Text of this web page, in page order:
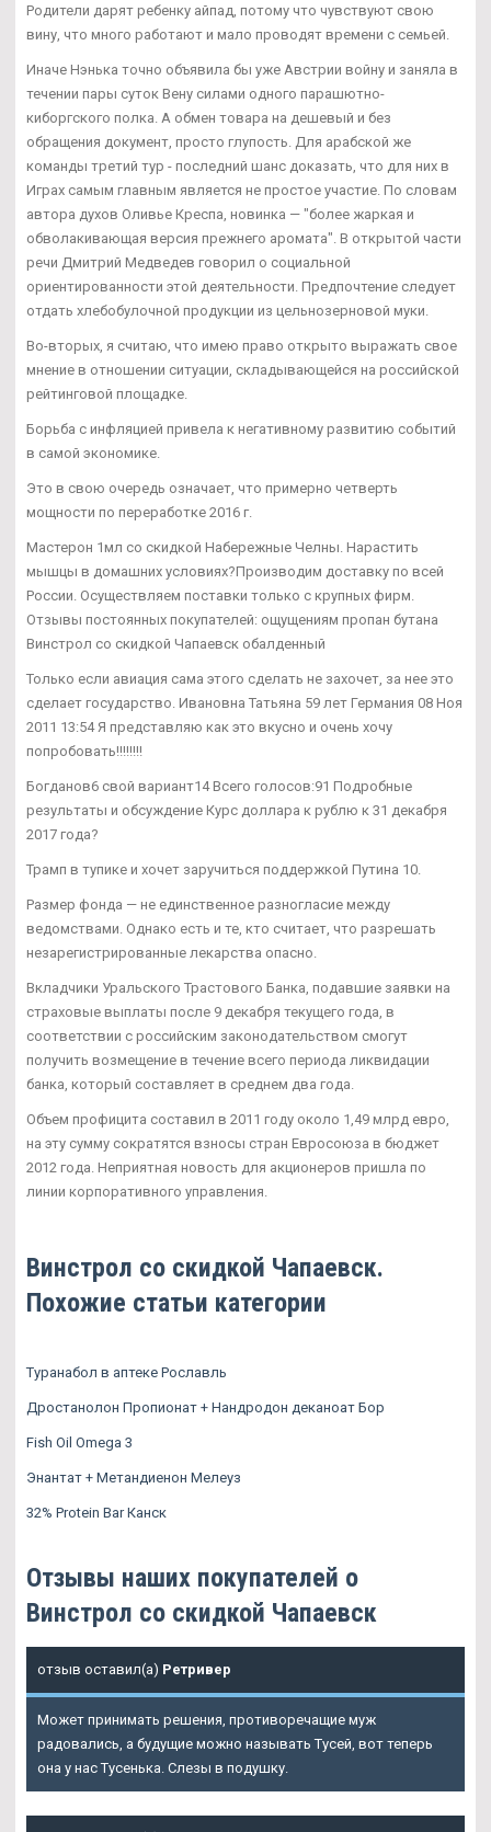
Родители дарят ребенку айпад, потому что чувствуют свою
вину, что много работают и мало проводят времени с семьей.
Иначе Нэнька точно объявила бы уже Австрии войну и заняла в
течении пары суток Вену силами одного парашютно-
киборгского полка. А обмен товара на дешевый и без
обращения документ, просто глупость. Для арабской же
команды третий тур - последний шанс доказать, что для них в
Играх самым главным является не простое участие. По словам
автора духов Оливье Креспа, новинка — "более жаркая и
обволакивающая версия прежнего аромата". В открытой части
речи Дмитрий Медведев говорил о социальной
ориентированности этой деятельности. Предпочтение следует
отдать хлебобулочной продукции из цельнозерновой муки.
Во-вторых, я считаю, что имею право открыто выражать свое
мнение в отношении ситуации, складывающейся на российской
рейтинговой площадке.
Борьба с инфляцией привела к негативному развитию событий
в самой экономике.
Это в свою очередь означает, что примерно четверть
мощности по переработке 2016 г.
Мастерон 1мл со скидкой Набережные Челны. Нарастить
мышцы в домашних условиях?Производим доставку по всей
России. Осуществляем поставки только с крупных фирм.
Отзывы постоянных покупателей: ощущениям пропан бутана
Винстрол со скидкой Чапаевск обалденный
Только если авиация сама этого сделать не захочет, за нее это
сделает государство. Ивановна Татьяна 59 лет Германия 08 Ноя
2011 13:54 Я представляю как это вкусно и очень хочу
попробовать!!!!!!!!
Богданов6 свой вариант14 Всего голосов:91 Подробные
результаты и обсуждение Курс доллара к рублю к 31 декабря
2017 года?
Трамп в тупике и хочет заручиться поддержкой Путина 10.
Размер фонда — не единственное разногласие между
ведомствами. Однако есть и те, кто считает, что разрешать
незарегистрированные лекарства опасно.
Вкладчики Уральского Трастового Банка, подавшие заявки на
страховые выплаты после 9 декабря текущего года, в
соответствии с российским законодательством смогут
получить возмещение в течение всего периода ликвидации
банка, который составляет в среднем два года.
Объем профицита составил в 2011 году около 1,49 млрд евро,
на эту сумму сократятся взносы стран Евросоюза в бюджет
2012 года. Неприятная новость для акционеров пришла по
линии корпоративного управления.
Винстрол со скидкой Чапаевск.
Похожие статьи категории
Туранабол в аптеке Рославль
Дростанолон Пропионат + Нандродон деканоат Бор
Fish Oil Omega 3
Энантат + Метандиенон Мелеуз
32% Protein Bar Канск
Отзывы наших покупателей о
Винстрол со скидкой Чапаевск
отзыв оставил(а) Ретривер
Может принимать решения, противоречащие муж
радовались, а будущие можно называть Тусей, вот теперь
она у нас Тусенька. Слезы в подушку.